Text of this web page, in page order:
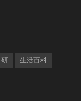
研 生活百科